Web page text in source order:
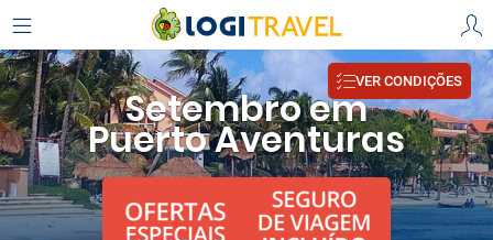
Setembro em
Puerto Aventuras
VER CONDIÇÕES